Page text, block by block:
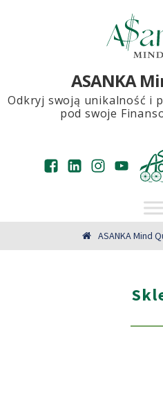
ASANKA
Odkryj swoją unikalność i
pod swoje
ASANKA Mind